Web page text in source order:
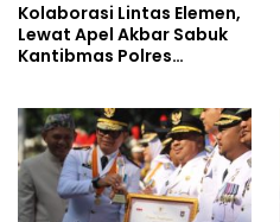
Kolaborasi Lintas Elemen,
Lewat Apel Akbar Sabuk
Kantibmas Polres